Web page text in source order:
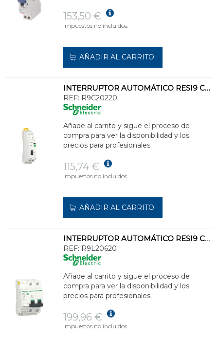
153,50 €
Impuestos no incluidos.
AÑADIR AL CARRITO
INTERRUPTOR AUTOMÁTICO RESI9 CT MANUAL 20A 2NA 230/240V CA
REF: R9C20220
Añade al carrito y sigue el proceso de
compra para ver la disponibilidad y los
precios para profesionales.
115,74 €
Impuestos no incluidos.
AÑADIR AL CARRITO
INTERRUPTOR AUTOMÁTICO RESI9 COMBI SPU 1PN C 20A
REF: R9L20620
Añade al carrito y sigue el proceso de
compra para ver la disponibilidad y los
precios para profesionales.
199,96 €
Impuestos no incluidos.